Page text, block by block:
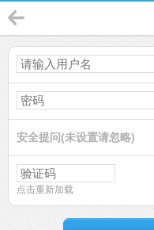
安全提问(未设置请忽略)
点击重新加载